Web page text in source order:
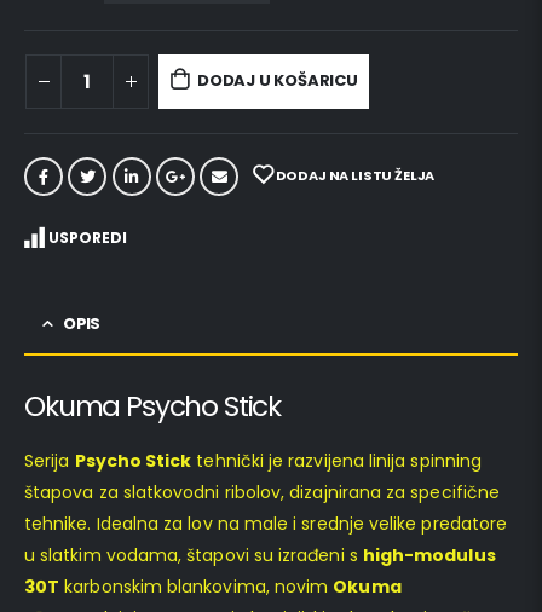
DODAJ U KOŠARICU
DODAJ NA LISTU ŽELJA
USPOREDI
OPIS
Okuma Psycho Stick
Serija Psycho Stick tehnički je razvijena linija spinning
štapova za slatkovodni ribolov, dizajnirana za specifične
tehnike. Idealna za lov na male i srednje velike predatore
u slatkim vodama, štapovi su izrađeni s high-modulus
30T karbonskim blankovima, novim Okuma